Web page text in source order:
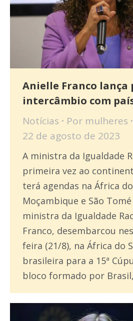
Anielle Franco lança
intercâmbio com
Notícias Por mulheres
22 de agosto de 2023
A ministra da Igualdade
primeira vez ao
terá agendas na África
Moçambique e São
ministra da Igualdade
Franco, desembarcou
feira (21/8), na África do
brasileira para a 15ª
bloco formado por